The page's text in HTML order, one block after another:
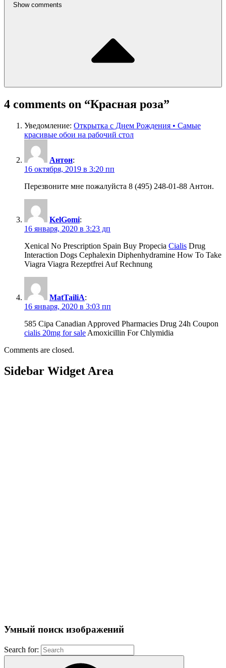
Show comments
4 comments on “Красная роза”
Уведомление: Открытка с Днем Рождения • Самые
красивые обои на рабочий стол
Антон:
16 октября, 2019 в 3:20 пп
Перезвоните мне пожалуйста 8 (495) 248-01-88 Антон.
KelGomi:
16 января, 2020 в 3:23 дп
Xenical No Prescription Spain Buy Propecia Cialis Drug
Interaction Dogs Cephalexin Diphenhydramine How To Take
Viagra Viagra Rezeptfrei Auf Rechnung
MatTailiA:
16 января, 2020 в 3:03 пп
585 Cipa Canadian Approved Pharmacies Drug 24h Coupon
cialis 20mg for sale Amoxicillin For Chlymidia
Comments are closed.
Sidebar Widget Area
Умный поиск изображений
Search for: